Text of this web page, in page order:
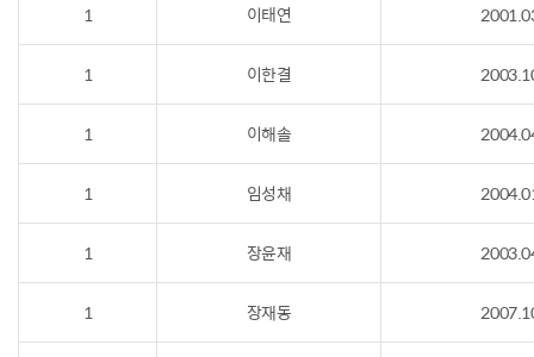
1 이태연
1 이한결
1 이해솔
1 임성채
1 장윤재
1 장재동